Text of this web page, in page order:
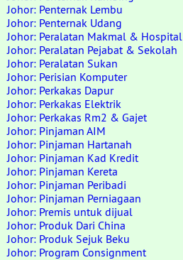
Johor: Penternak Lembu
Johor: Penternak Udang
Johor: Peralatan Makmal & Hospital
Johor: Peralatan Pejabat & Sekolah
Johor: Peralatan Sukan
Johor: Perisian Komputer
Johor: Perkakas Dapur
Johor: Perkakas Elektrik
Johor: Perkakas Rm2 & Gajet
Johor: Pinjaman AIM
Johor: Pinjaman Hartanah
Johor: Pinjaman Kad Kredit
Johor: Pinjaman Kereta
Johor: Pinjaman Peribadi
Johor: Pinjaman Perniagaan
Johor: Premis untuk dijual
Johor: Produk Dari China
Johor: Produk Sejuk Beku
Johor: Program Consignment